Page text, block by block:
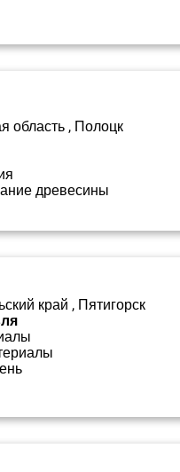
область , Полоцк
древесины
край , Пятигорск